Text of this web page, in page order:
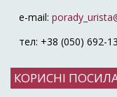
e-mail:
тел: +38 (050) 692-
КОРИСНІ